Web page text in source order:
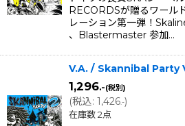
RECORDSが贈るワール
レーション第一弾！
、Blastermaster 参加…
V.A. / Skannibal Party
1,296.-(税別)
(税込: 1,426.-)
在庫数 2点